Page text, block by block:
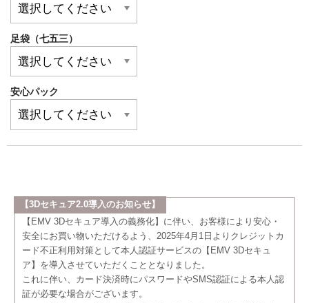
足袋（七五三）
安心パック
【3Dセキュア2.0導入のお知らせ】
【EMV 3Dセキュア導入の義務化】に伴い、お客様により安心・
安全にお買い物いただけるよう、2025年4月1日よりクレジットカ
ード不正利用対策として本人認証サービスの【EMV 3Dセキュ
ア】を導入させていただくこととなりました。
これに伴い、カード決済時にパスワードやSMS認証による本人認
証が必要な場合がございます。